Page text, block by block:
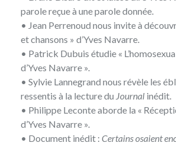
parole reçue à une parole donnée.
• Jean Perrenoud nous invite à
et chansons » d’Yves Navarre.
• Patrick Dubuis étudie «
d’Yves Navarre ».
• Sylvie Lannegrand nous révèle les
ressentis à la lecture du Journal inédit.
• Philippe Leconte aborde la «
d’Yves Navarre ».
• Document inédit : Certains osaient